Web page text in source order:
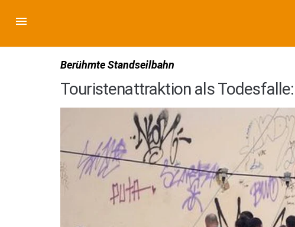
Berühmte Standseilbahn
Touristenattraktion als